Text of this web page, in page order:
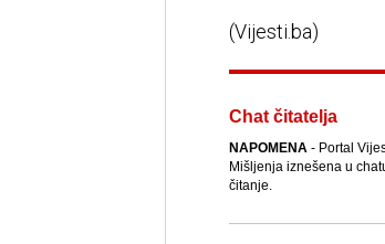
(Vijesti.ba)
Chat čitatelja
NAPOMENA- Portal
Mišljenja iznešena u
čitanje.